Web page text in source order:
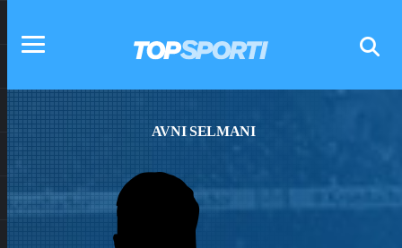
AVNI SELMANI